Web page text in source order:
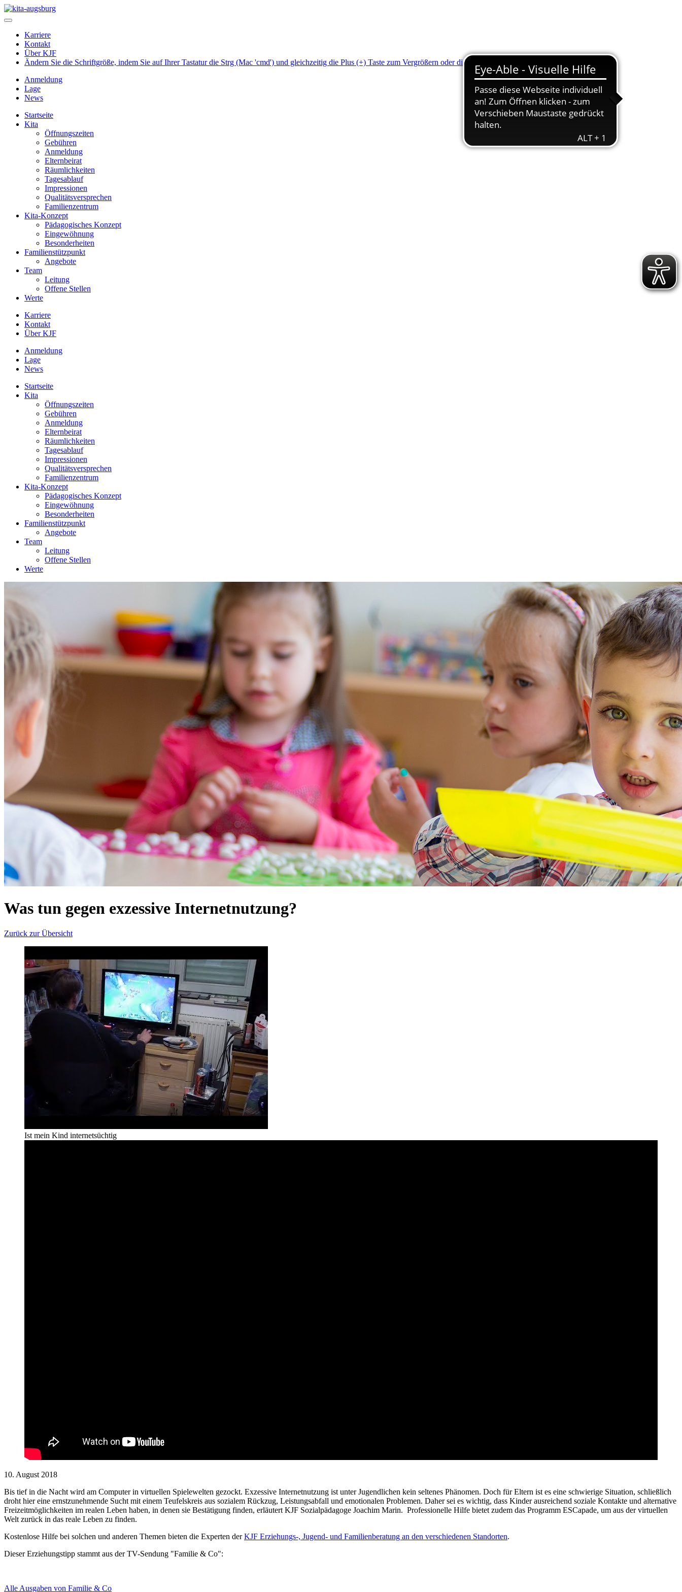
Karriere
Kontakt
Über KJF
Ändern Sie die Schriftgröße, indem Sie auf Ihrer Tastatur die Strg (Mac 'cmd') und gleichzeitig die Plus (+) Taste zum Vergrößern oder die Minus (-) Taste zum Verkleinern drücken.
Anmeldung
Lage
News
Startseite
Kita
Öffnungszeiten
Gebühren
Anmeldung
Elternbeirat
Räumlichkeiten
Tagesablauf
Impressionen
Qualitätsversprechen
Familienzentrum
Kita-Konzept
Pädagogisches Konzept
Eingewöhnung
Besonderheiten
Familienstützpunkt
Angebote
Team
Leitung
Offene Stellen
Werte
Karriere
Kontakt
Über KJF
Anmeldung
Lage
News
Startseite
Kita
Öffnungszeiten
Gebühren
Anmeldung
Elternbeirat
Räumlichkeiten
Tagesablauf
Impressionen
Qualitätsversprechen
Familienzentrum
Kita-Konzept
Pädagogisches Konzept
Eingewöhnung
Besonderheiten
Familienstützpunkt
Angebote
Team
Leitung
Offene Stellen
Werte
Was tun gegen exzessive Internetnutzung?
Zurück zur Übersicht
Ist mein Kind internetsüchtig
10. August 2018
Bis tief in die Nacht wird am Computer in virtuellen Spielewelten gezockt. Exzessive Internetnutzung ist unter Jugendlichen kein seltenes Phänomen. Doch für Eltern ist es eine schwierige Situation, schließlich
droht hier eine ernstzunehmende Sucht mit einem Teufelskreis aus sozialem Rückzug, Leistungsabfall und emotionalen Problemen. Daher sei es wichtig, dass Kinder ausreichend soziale Kontakte und alternative
Freizeitmöglichkeiten im realen Leben haben, in denen sie Bestätigung finden, erläutert KJF Sozialpädagoge Joachim Marin. Professionelle Hilfe bietet zudem das Programm ESCapade, um aus der virtuellen
Welt zurück in das reale Leben zu finden.
Kostenlose Hilfe bei solchen und anderen Themen bieten die Experten derKJF Erziehungs-, Jugend- und Familienberatung an den verschiedenen Standorten.
Dieser Erziehungstipp stammt aus der TV-Sendung "Familie & Co":
Alle Ausgaben von Familie & Co